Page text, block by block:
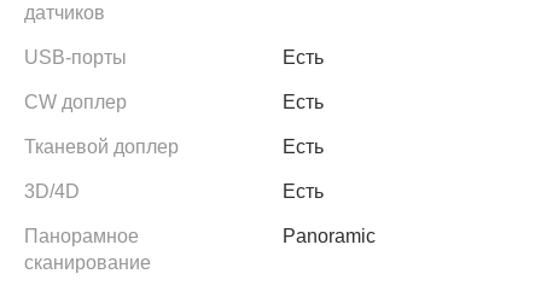
датчиков
USB-порты Есть
CW доплер Есть
Тканевой доплер Есть
3D/4D Есть
Панорамное
сканирование
Panoramic